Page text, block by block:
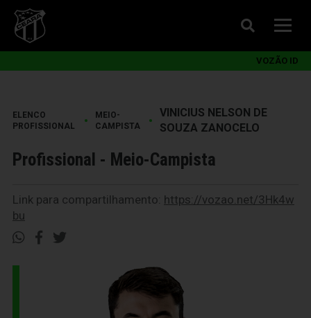
VOZÃO ID
ELENCO
PROFISSIONAL
•
MEIO-
CAMPISTA
•
VINICIUS NELSON DE
SOUZA ZANOCELO
Profissional - Meio-Campista
Link para compartilhamento: https://vozao.net/3Hk4w
bu